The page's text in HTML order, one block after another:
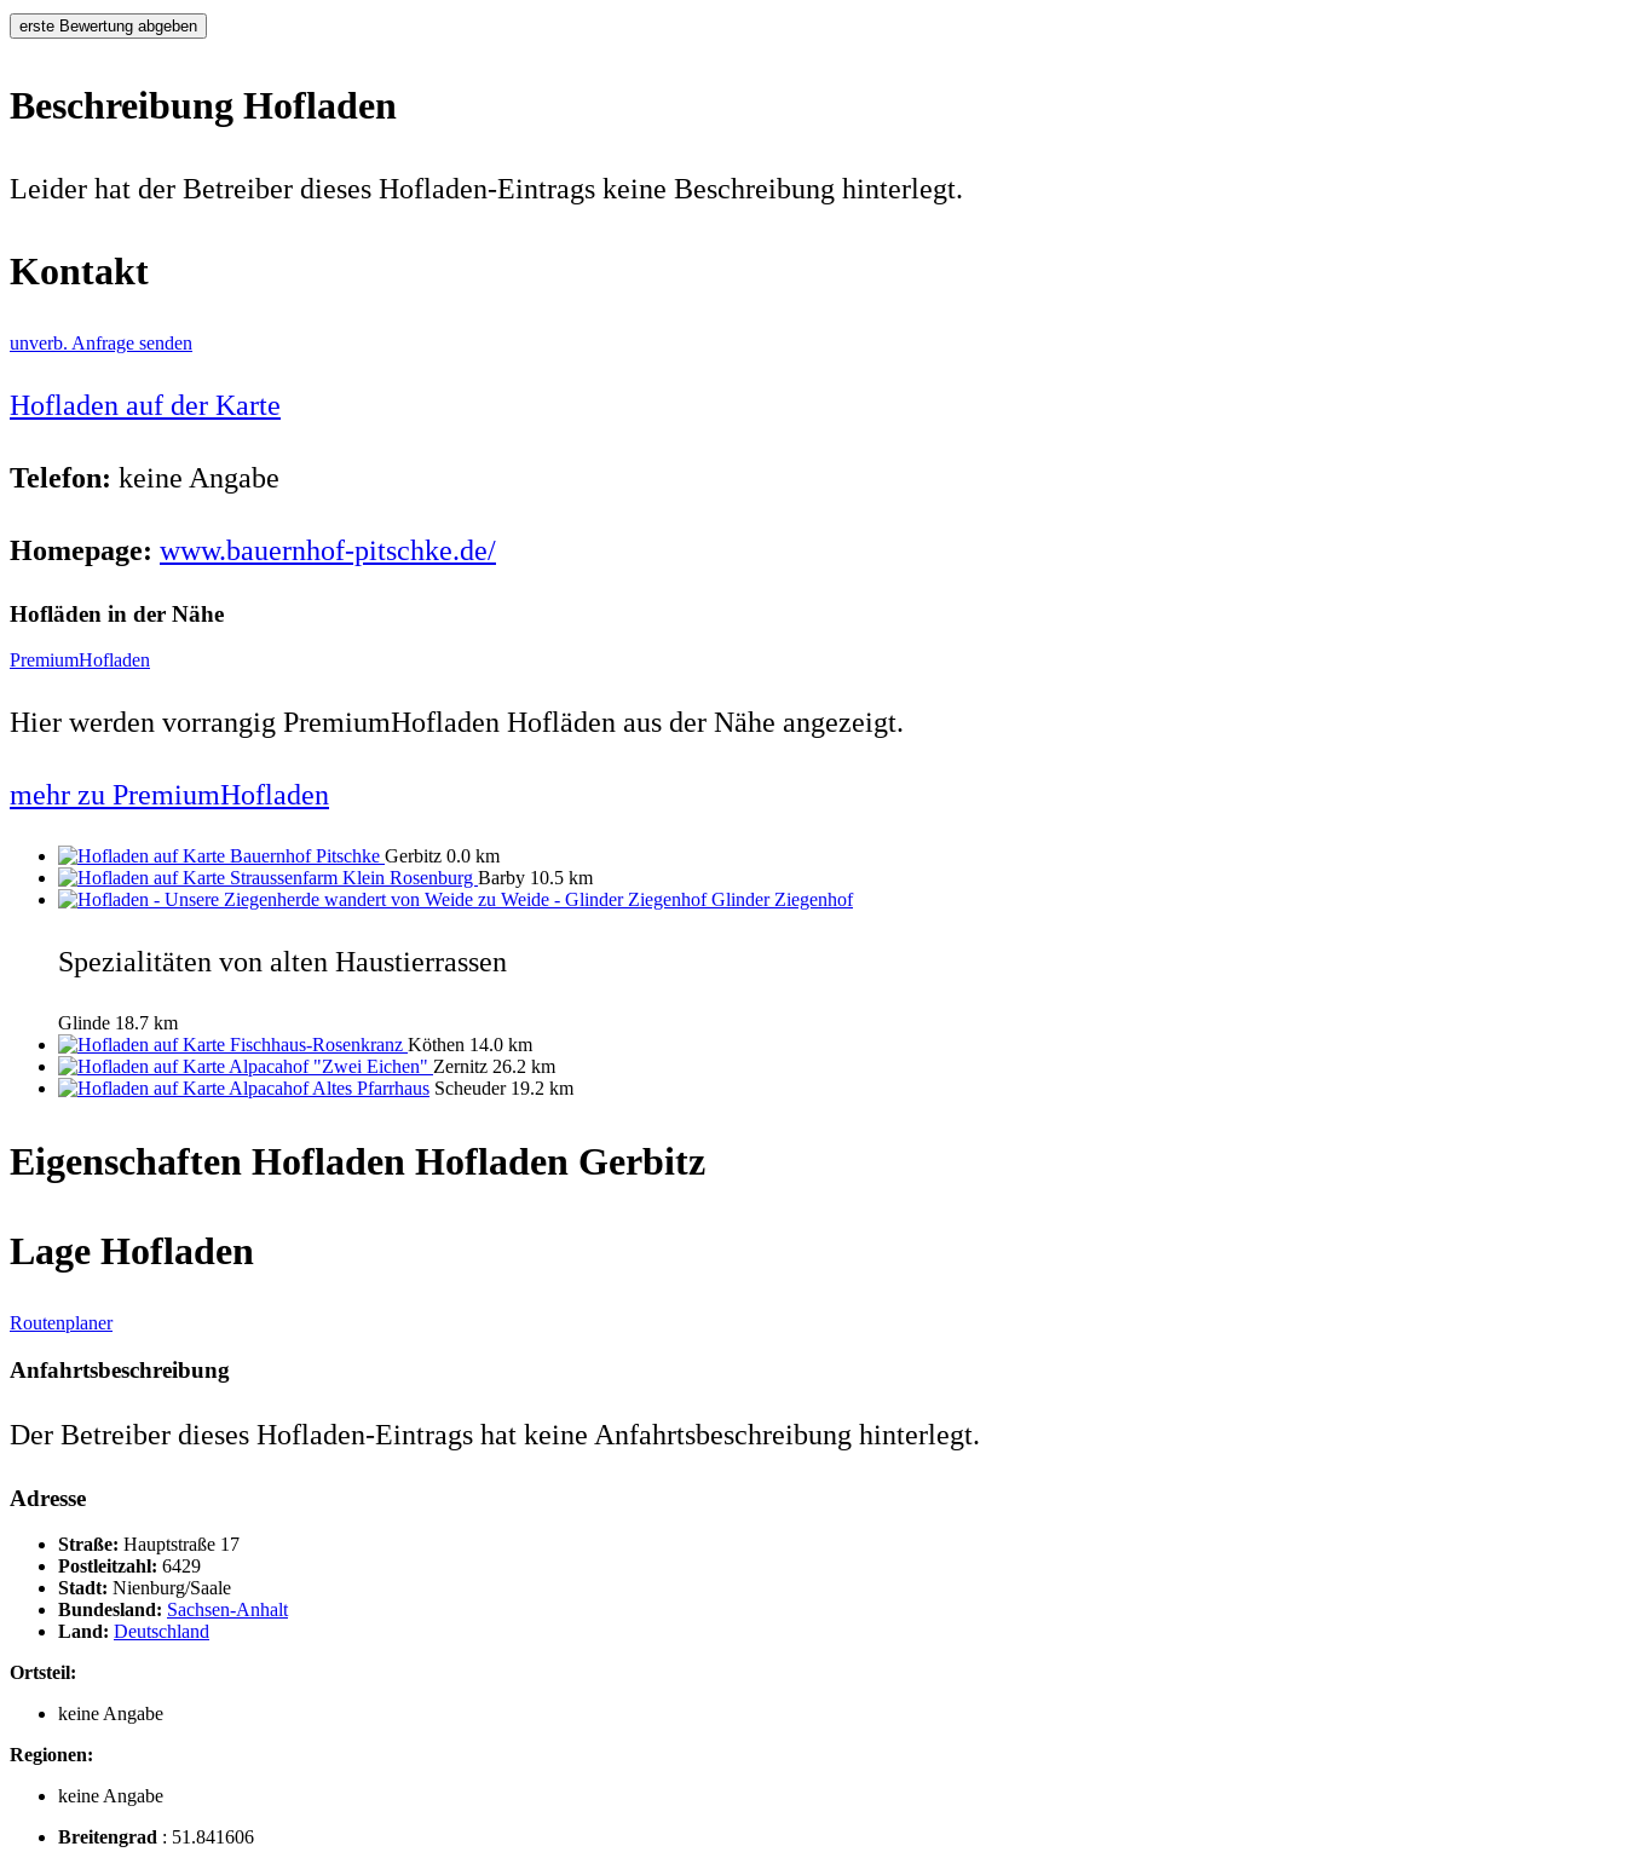
erste Bewertung abgeben
Beschreibung Hofladen
Leider hat der Betreiber dieses Hofladen-Eintrags keine Beschreibung hinterlegt.
Kontakt
unverb. Anfrage senden
Hofladen auf der Karte
Telefon: keine Angabe
Homepage: www.bauernhof-pitschke.de/
Hofläden in der Nähe
PremiumHofladen
Hier werden vorrangig PremiumHofladen Hofläden aus der Nähe angezeigt.
mehr zu PremiumHofladen
Bauernhof Pitschke Gerbitz 0.0 km
Straussenfarm Klein Rosenburg Barby 10.5 km
Glinder Ziegenhof
Spezialitäten von alten Haustierrassen
Glinde 18.7 km
Fischhaus-Rosenkranz Köthen 14.0 km
Alpacahof "Zwei Eichen" Zernitz 26.2 km
Alpacahof Altes Pfarrhaus Scheuder 19.2 km
Eigenschaften Hofladen Hofladen Gerbitz
Lage Hofladen
Routenplaner
Anfahrtsbeschreibung
Der Betreiber dieses Hofladen-Eintrags hat keine Anfahrtsbeschreibung hinterlegt.
Adresse
Straße: Hauptstraße 17
Postleitzahl: 6429
Stadt: Nienburg/Saale
Bundesland: Sachsen-Anhalt
Land: Deutschland
Ortsteil:
keine Angabe
Regionen:
keine Angabe
Breitengrad : 51.841606